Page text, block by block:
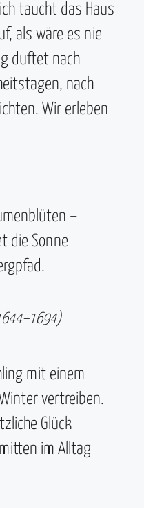
taucht das Haus
als wäre es nie
duftet nach
nach
Wir erleben
–
die Sonne
mit einem
vertreiben.
Glück
im Alltag